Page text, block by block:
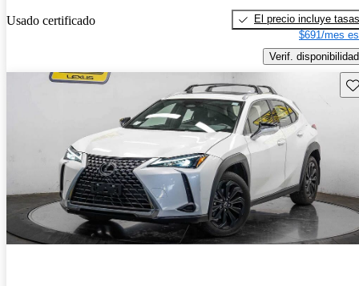
Usado certificado
El precio incluye tasas
$691/mes
Verif. disponibilidad